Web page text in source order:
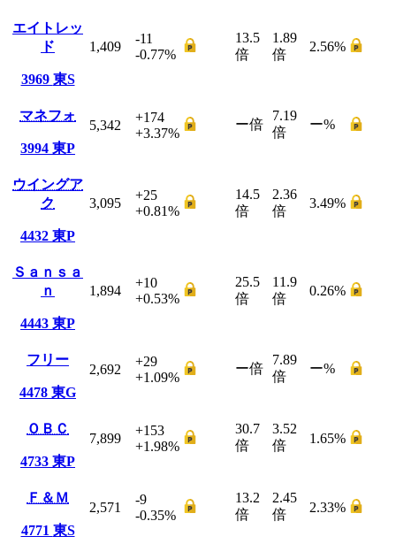
エイトレッ
ド
3969 東S
1,409
-11
-0.77%
13.5
倍
1.89
倍
2.56%
マネフォ
3994 東P
5,342
+174
+3.37%
ー倍
7.19
倍
ー%
ウイングア
ク
4432 東P
3,095
+25
+0.81%
14.5
倍
2.36
倍
3.49%
Ｓａｎｓａ
ｎ
4443 東P
1,894
+10
+0.53%
25.5
倍
11.9
倍
0.26%
フリー
4478 東G
2,692
+29
+1.09%
ー倍
7.89
倍
ー%
ＯＢＣ
4733 東P
7,899
+153
+1.98%
30.7
倍
3.52
倍
1.65%
Ｆ＆Ｍ
4771 東S
2,571
-9
-0.35%
13.2
倍
2.45
倍
2.33%